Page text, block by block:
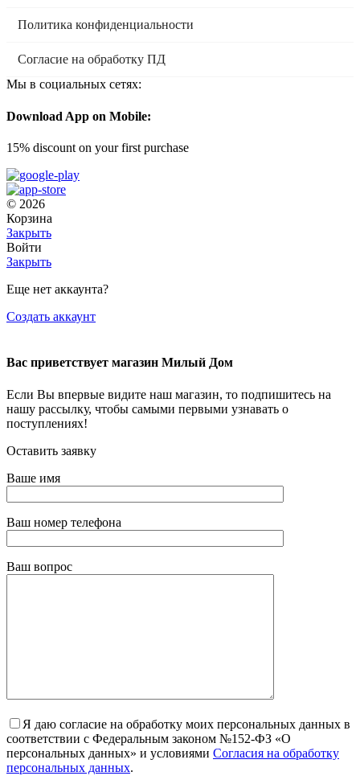
Политика конфиденциальности
Согласие на обработку ПД
Мы в социальных сетях:
Download App on Mobile:
15% discount on your first purchase
© 2026
Корзина
Закрыть
Войти
Закрыть
Еще нет аккаунта?
Создать аккаунт
Вас приветствует магазин Милый Дом
Если Вы впервые видите наш магазин, то подпишитесь на
нашу рассылку, чтобы самыми первыми узнавать о
поступлениях!
Оставить заявку
Ваше имя
Ваш номер телефона
Ваш вопрос
Я даю согласие на обработку моих персональных данных в
соответствии с Федеральным законом №152-ФЗ «О
персональных данных» и условиями Согласия на обработку
персональных данных.